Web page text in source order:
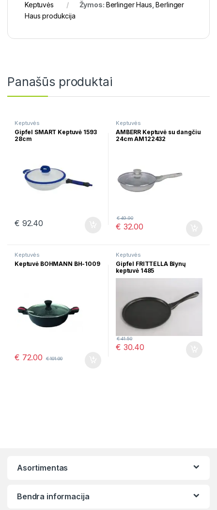
Keptuvės
Žymos: Berlinger Haus ,Berlinger
Haus produkcija
Panašūs produktai
Keptuvės
Gipfel SMART Keptuvė 1593
28cm
€ 92.40
Keptuvės
AMBERR Keptuvė su dangčiu
24cm AM122432
€ 32.00
€49.90
Keptuvės
Keptuvė BOHMANN BH-1009
€ 72.00 €101.00
Keptuvės
Gipfel FRITTELLA Blynų
keptuvė 1485
€ 30.40
€41.50
Asortimentas
Bendra informacija